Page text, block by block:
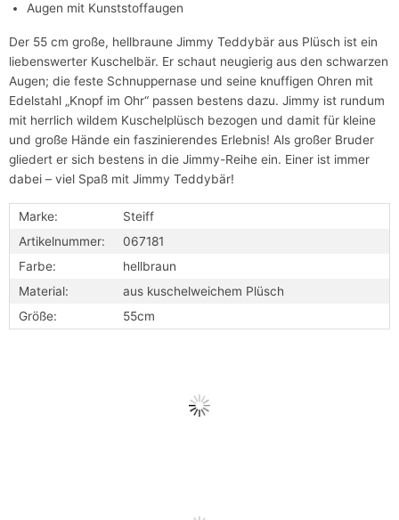
Augen mit Kunststoffaugen
Der 55 cm große, hellbraune Jimmy Teddybär aus Plüsch ist ein
liebenswerter Kuschelbär. Er schaut neugierig aus den schwarzen
Augen; die feste Schnuppernase und seine knuffigen Ohren mit
Edelstahl „Knopf im Ohr“ passen bestens dazu. Jimmy ist rundum
mit herrlich wildem Kuschelplüsch bezogen und damit für kleine
und große Hände ein faszinierendes Erlebnis! Als großer Bruder
gliedert er sich bestens in die Jimmy-Reihe ein. Einer ist immer
dabei – viel Spaß mit Jimmy Teddybär!
Marke:
Steiff
Artikelnummer:
067181
Farbe:
hellbraun
Material:
aus kuschelweichem Plüsch
Größe:
55cm